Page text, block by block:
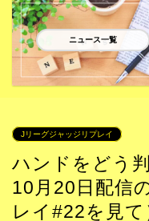
ニュース一覧
Jリーグジャッジリプレイ
ハンドをどう
10月20日配信
レイ#22を見て